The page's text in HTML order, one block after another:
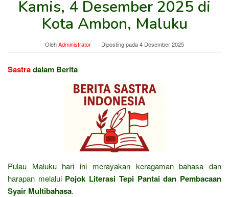
Kamis, 4 Desember 2025 di
Kota Ambon, Maluku
OlehAdministrator Diposting pada4 Desember 2025
Sastradalam Berita
Pulau Maluku hari ini merayakan keragaman bahasa dan
harapan melalui Pojok Literasi Tepi Pantai dan Pembacaan
Syair Multibahasa.